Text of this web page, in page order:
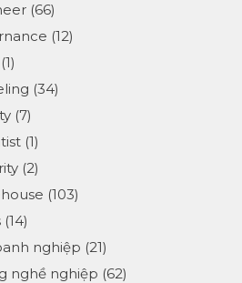
(66)
(12)
(1)
(34)
(7)
(1)
(2)
(103)
(14)
nghiệp (21)
nghề nghiệp (62)